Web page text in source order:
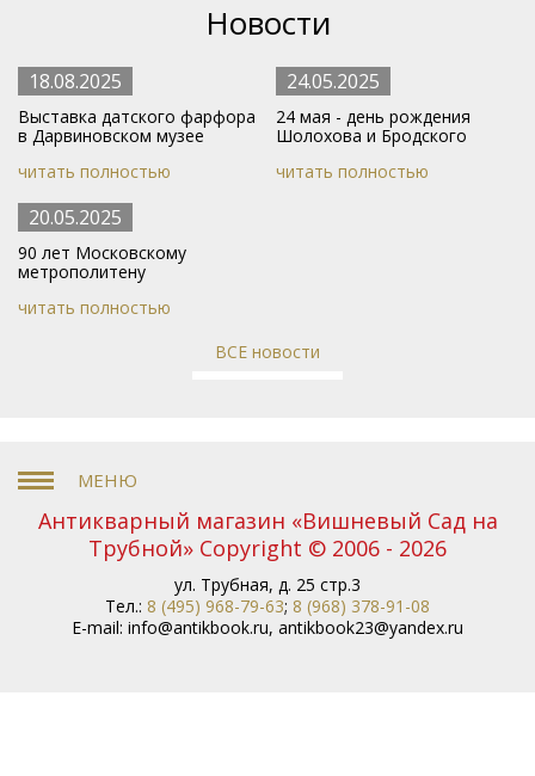
Новости
18.08.2025
Выставка датского фарфора
в Дарвиновском музее
читать полностью
24.05.2025
24 мая - день рождения
Шолохова и Бродского
читать полностью
20.05.2025
90 лет Московскому
метрополитену
читать полностью
ВСЕ новости
Антикварный магазин «Вишневый Сад на
Трубной» Copyright © 2006 - 2026
ул. Трубная, д. 25 стр.3
Тел.: 8 (495) 968-79-63; 8 (968) 378-91-08
E-mail: info@antikbook.ru, antikbook23@yandex.ru